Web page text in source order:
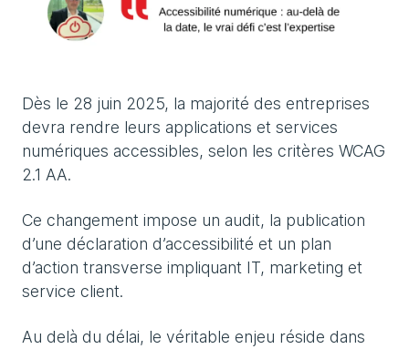
Dès le 28 juin 2025, la majorité des entreprises
devra rendre leurs applications et services
numériques accessibles, selon les critères WCAG
2.1 AA.
Ce changement impose un audit, la publication
d’une déclaration d’accessibilité et un plan
d’action transverse impliquant IT, marketing et
service client.
Au delà du délai, le véritable enjeu réside dans